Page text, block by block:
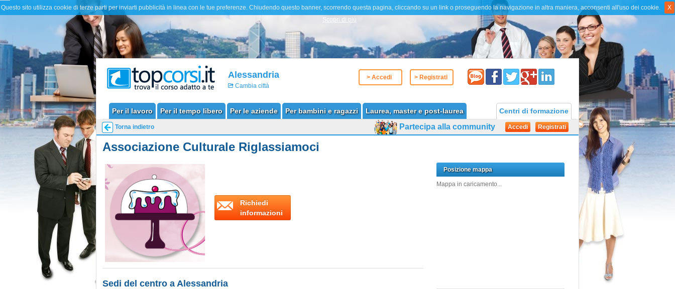
Questo sito utilizza cookie di terze parti per inviarti pubblicità in linea con le tue preferenze. Chiudendo questo banner, scorrendo questa pagina, cliccando su un link o proseguendo la navigazione in altra maniera, acconsenti all'uso dei cookie.
X
Scopri di più
Alessandria
Cambia città
> Accedi > Registrati
Per il lavoro Per il tempo libero Per le aziende Per bambini e ragazzi Laurea, master e post-laurea Centri di formazione
Torna indietro Partecipa alla community Accedi Registrati
Associazione Culturale Riglassiamoci
Richiedi
informazioni
Sedi del centro a Alessandria
Posizione mappa
Mappa in caricamento...